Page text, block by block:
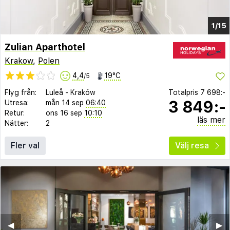
1/15
Zulian Aparthotel
Krakow, Polen
4,4/5 19°C
Flyg från: Luleå - Kraków
Utresa:
mån 14 sep 06:40
Retur:
ons 16 sep 10:10
Nätter:
2
Totalpris 7 698:-
3 849:-
läs mer
Fler val Välj resa
▶︎
◀︎